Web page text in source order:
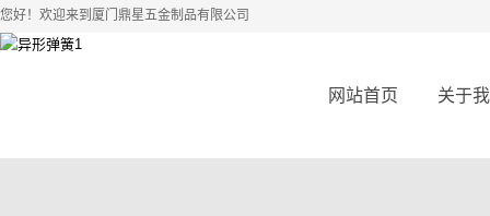
您好！欢迎来到厦门鼎星五金制品有限公司
网站首页 关于